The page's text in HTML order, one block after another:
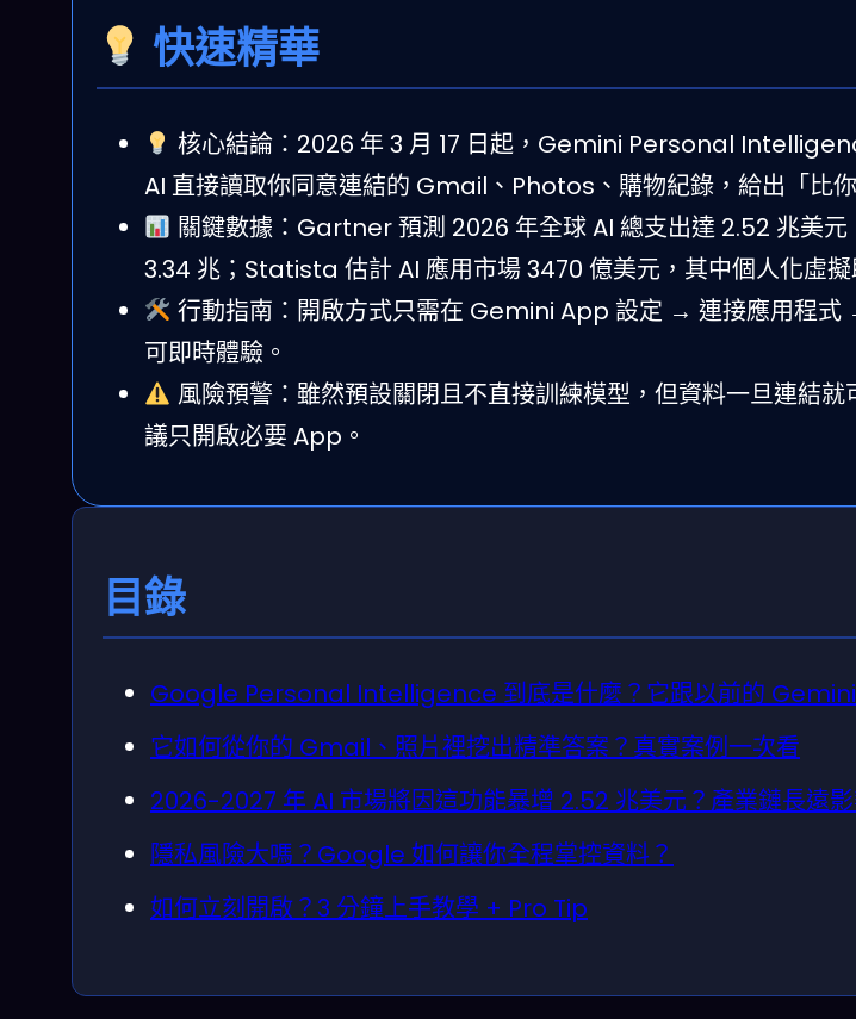
快速精華
核心結論：2026 年 3 月 17 日起，Gemini Personal
AI 直接讀取你同意連結的 Gmail、Photos、購物紀錄，給出「比
關鍵數據：Gartner 預測 2026 年全球 AI 總支出達 2.52 兆美
3.34 兆；Statista 估計 AI 應用市場 3470 億美元，其中個人化虛擬
行動指南：開啟方式只需在 Gemini App 設定 → 連接應用程
可即時體驗。
風險預警：雖然預設關閉且不直接訓練模型，但資料一旦連結
議只開啟必要 App。
目錄
Google Personal Intelligence 到底是什麼？它跟以前的 Gemini
它如何從你的 Gmail、照片裡挖出精準答案？真實案例一次看
2026-2027 年 AI 市場將因這功能暴增 2.52 兆美元？產業鏈長遠
隱私風險大嗎？Google 如何讓你全程掌控資料？
如何立刻開啟？3 分鐘上手教學 + Pro Tip